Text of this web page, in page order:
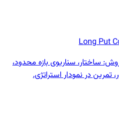
ساختار، سناریوی بازه محدود،
در نمودار استراتژی.